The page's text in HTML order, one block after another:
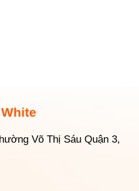
Võ Thị Sáu Quận 3,